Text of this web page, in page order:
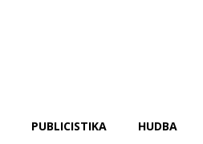
PUBLICISTIKA HUDBA